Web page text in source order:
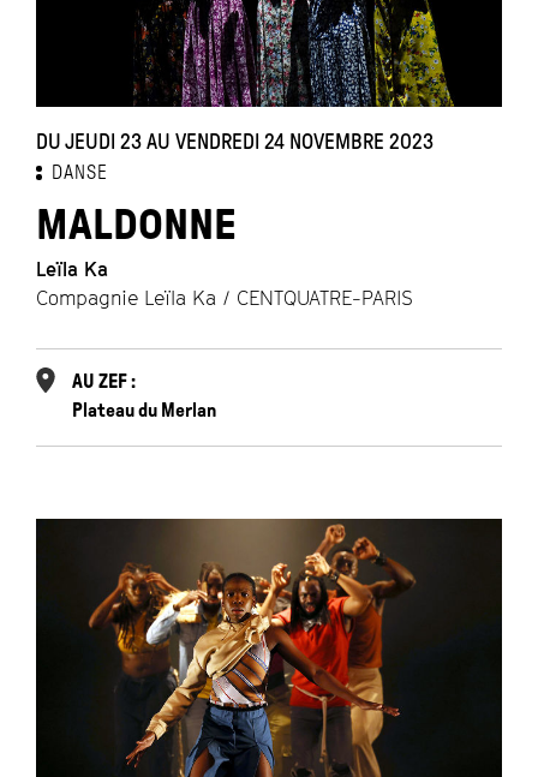
DU JEUDI 23 AU VENDREDI 24 NOVEMBRE 2023
DANSE
MALDONNE
Leïla Ka
Compagnie Leïla Ka / CENTQUATRE-PARIS
AU ZEF :
Plateau du Merlan